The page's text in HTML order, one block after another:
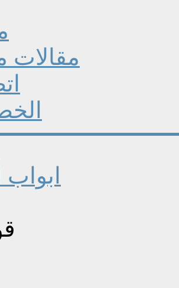
مقالات
ابواب